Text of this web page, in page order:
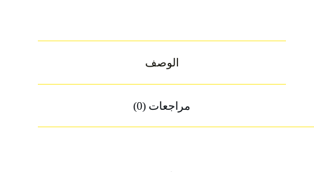
الوصف
مراجعات (0)